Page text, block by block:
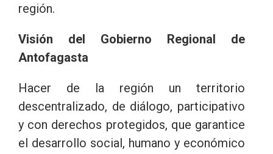
región.
Visión del Gobierno Regional de
Antofagasta
Hacer de la región un territorio
descentralizado, de diálogo, participativo
y con derechos protegidos, que garantice
el desarrollo social, humano y económico